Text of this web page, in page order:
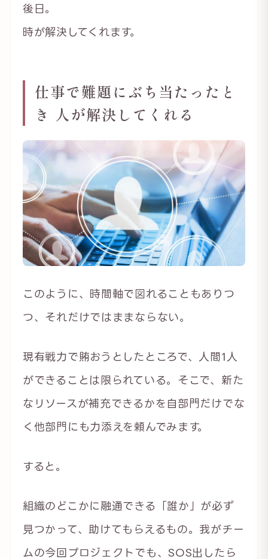
後日。
時が解決してくれます。
仕事で難題にぶち当たったと
き 人が解決してくれる
このように、時間軸で図れることもありつ
つ、それだけではままならない。
現有戦力で賄おうとしたところで、人間1人
ができることは限られている。そこで、新た
なリソースが補充できるかを自部門だけでな
く他部門にも力添えを頼んでみます。
すると。
組織のどこかに融通できる「誰か」が必ず
見つかって、助けてもらえるもの。我がチー
ムの今回プロジェクトでも、SOS出したら